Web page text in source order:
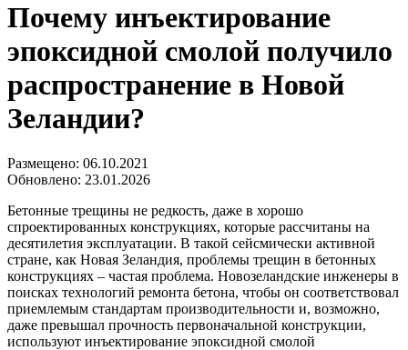
Почему инъектирование
эпоксидной смолой получило
распространение в Новой
Зеландии?
Размещено: 06.10.2021
Обновлено: 23.01.2026
Бетонные трещины не редкость, даже в хорошо
спроектированных конструкциях, которые рассчитаны на
десятилетия эксплуатации. В такой сейсмически активной
стране, как Новая Зеландия, проблемы трещин в бетонных
конструкциях – частая проблема. Новозеландские инженеры в
поисках технологий ремонта бетона, чтобы он соответствовал
приемлемым стандартам производительности и, возможно,
даже превышал прочность первоначальной конструкции,
используют инъектирование эпоксидной смолой